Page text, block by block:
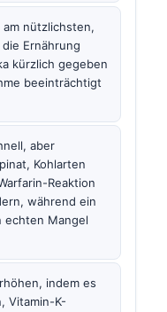
am nützlichsten,
Ernährung
kürzlich gegeben
beeinträchtigt
aber
Kohlarten
Reaktion
während ein
echten Mangel
indem es
Vitamin-K-